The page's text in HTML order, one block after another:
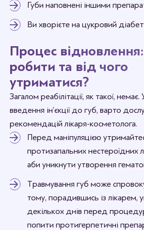
Губи наповнені іншими
Ви хворієте на цукровий діабет
Процес
робити та від чого
утриматися?
Загалом реабілітації, як такої, немає.
введення ін’єкції до губ, варто
рекомендацій лікаря-косметолога.
Перед маніпуляцією
протизапальних нестероїдних
аби уникнути утворення
Травмування губ може
тому, порадившись із
декількох днів перед
попити протигерпетичні